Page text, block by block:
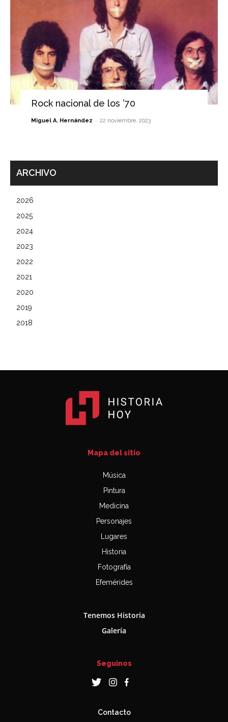
Rock nacional de los ’70
Miguel A. Hernández - 22 noviembre, 2023
ARCHIVO
2026
2025
2024
2023
2022
2021
2020
2019
2018
Mapa del sitio
Música
Pintura
Medicina
Personajes
Lugares
Historia
Fotografía
Efemérides
Tenemos Historia
Galería
Seguinos
Contacto